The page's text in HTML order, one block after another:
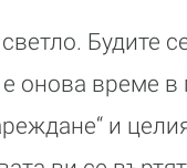
Будите
онова време в
и